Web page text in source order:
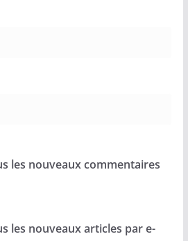
les nouveaux commentaires
les nouveaux articles par e-